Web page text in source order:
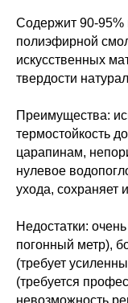
Содержит 90-95%
полиэфирной
искусственных
твердости
Преимущества:
термостойкость
царапинам,
нулевое
ухода, сохраняет
Недостатки:
погонный метр),
(требует
(требуется
невозможность